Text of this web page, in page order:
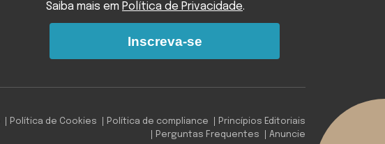
Saiba mais em Política de Privacidade.
Inscreva-se
Política de Cookies Política de compliance
Princípios Editoriais
Perguntas Frequentes
Anuncie